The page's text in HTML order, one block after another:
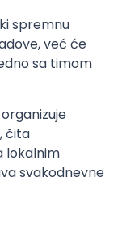
spremnu
već će
sa timom
čita
lokalnim
svakodnevne